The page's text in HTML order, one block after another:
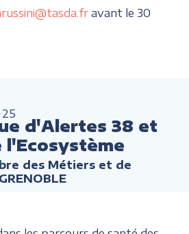
avant le 30
d'Alertes 38 et
l'Ecosystème
des Métiers et de